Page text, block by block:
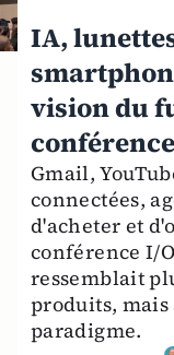
IA,
vision du
Gmail,
connectées,
d'acheter et
conférence I/
ressemblait
produits, mais
paradigme.